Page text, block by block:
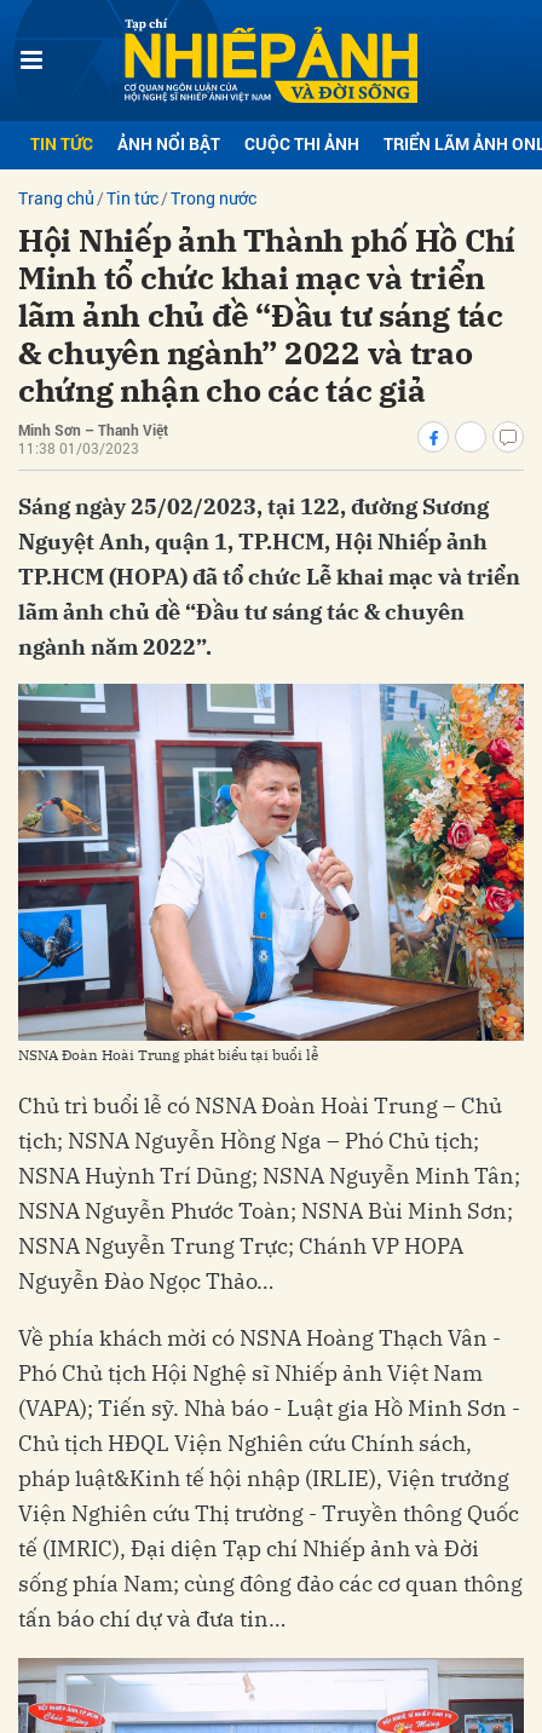
TIN TỨC ẢNH NỔI BẬT CUỘC THI ẢNH TRIỂN LÃM ẢNH
Trang chủ Tin tức Trong nước
Hội Nhiếp ảnh Thành phố Hồ Chí
Minh tổ chức khai mạc và triển
lãm ảnh chủ đề “Đầu tư sáng tác
& chuyên ngành” 2022 và trao
chứng nhận cho các tác giả
Minh Sơn – Thanh Việt
11:38 01/03/2023
Sáng ngày 25/02/2023, tại 122, đường Sương
Nguyệt Anh, quận 1, TP.HCM, Hội Nhiếp ảnh
TP.HCM (HOPA) đã tổ chức Lễ khai mạc và triển
lãm ảnh chủ đề “Đầu tư sáng tác & chuyên
ngành năm 2022”.
NSNA Đoàn Hoài Trung phát biểu tại buổi lễ
Chủ trì buổi lễ có NSNA Đoàn Hoài Trung – Chủ
tịch; NSNA Nguyễn Hồng Nga – Phó Chủ tịch;
NSNA Huỳnh Trí Dũng; NSNA Nguyễn Minh Tân;
NSNA Nguyễn Phước Toàn; NSNA Bùi Minh Sơn;
NSNA Nguyễn Trung Trực; Chánh VP HOPA
Nguyễn Đào Ngọc Thảo…
Về phía khách mời có NSNA Hoàng Thạch Vân -
Phó Chủ tịch Hội Nghệ sĩ Nhiếp ảnh Việt Nam
(VAPA); Tiến sỹ. Nhà báo - Luật gia Hồ Minh Sơn -
Chủ tịch HĐQL Viện Nghiên cứu Chính sách,
pháp luật&Kinh tế hội nhập (IRLIE), Viện trưởng
Viện Nghiên cứu Thị trường - Truyền thông Quốc
tế (IMRIC), Đại diện Tạp chí Nhiếp ảnh và Đời
sống phía Nam; cùng đông đảo các cơ quan thông
tấn báo chí dự và đưa tin…
luận
Hủy